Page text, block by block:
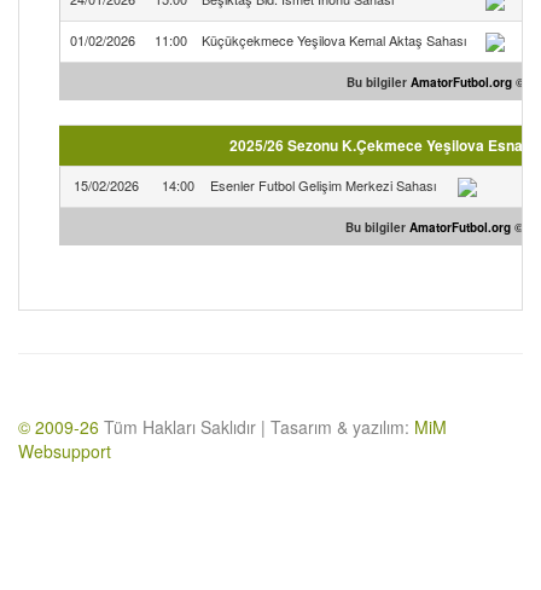
01/02/2026 11:00 Küçükçekmece Yeşilova Kemal Aktaş Sahası
Bu bilgiler AmatorFutbol.org©
2025/26 Sezonu K.Çekmece Yeşilova
15/02/2026 14:00 Esenler Futbol Gelişim Merkezi Sahası
Bu bilgiler AmatorFutbol.org ©
© 2009-26 Tüm Hakları Saklıdır | Tasarım & yazılım: MiM
Websupport